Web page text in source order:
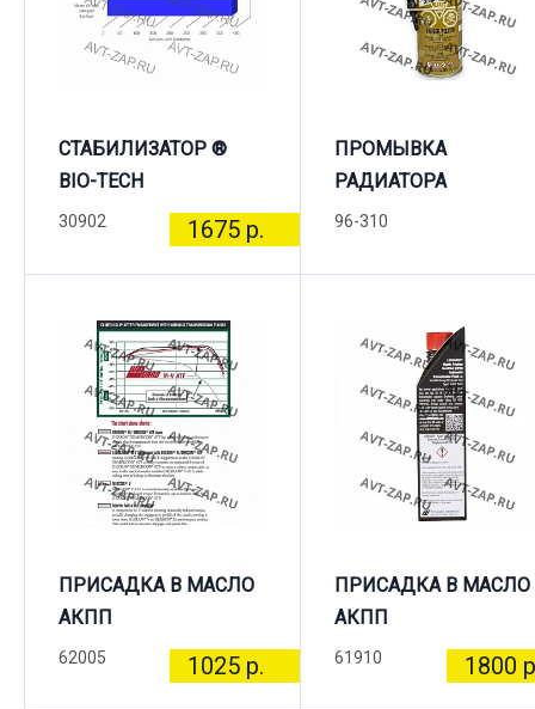
СТАБИЛИЗАТОР ®
BIO-TECH
30902 1675 р.
ПРОМЫВКА
РАДИАТОРА
96-310
ПРИСАДКА В МАСЛО
АКПП
62005 1025 р.
ПРИСАДКА В МАСЛО
АКПП
61910 1800